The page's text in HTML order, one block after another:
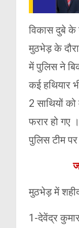
विकास दुबे के
मुठभेड़ के
में पुलिस ने
कई हथियार
2 साथियों
फरार हो गए
पुलिस टीम
मुठभेड़ में
1-देवेंद्र